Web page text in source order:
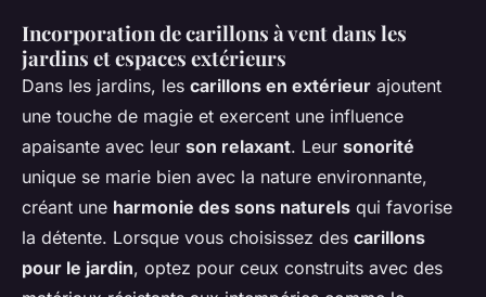
Incorporation de carillons à vent dans les
jardins et espaces extérieurs
Dans les jardins, les carillons en extérieur ajoutent
une touche de magie et exercent une influence
apaisante avec leur son relaxant. Leur sonorité
unique se marie bien avec la nature environnante,
créant une harmonie des sons naturels qui favorise
la détente. Lorsque vous choisissez des carillons
pour le jardin, optez pour ceux construits avec des